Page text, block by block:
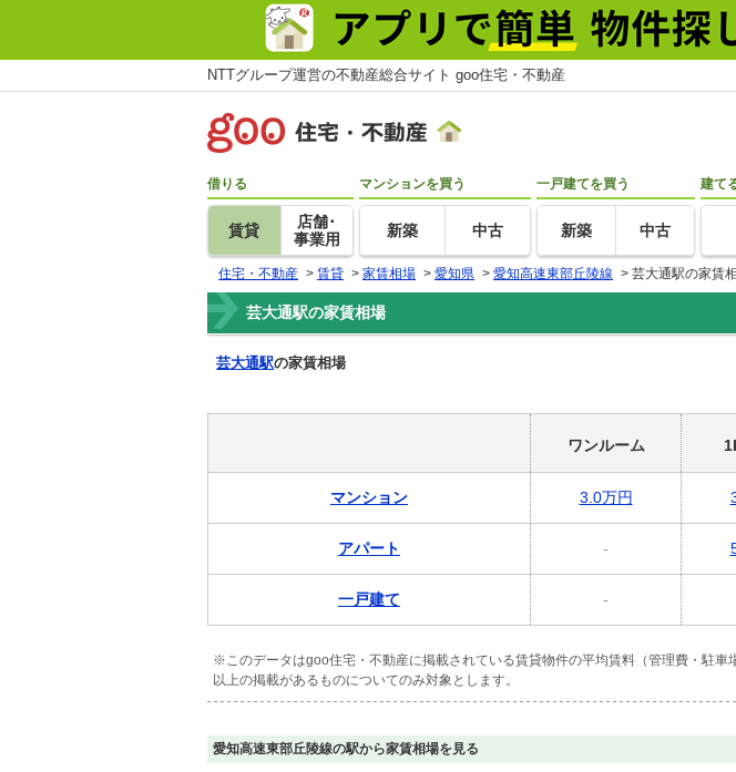
NTTグループ運営の不動産総合サイト goo住宅・不動産
借りる
賃貸
店舗･
事業用
マンションを買う
新築 中古
一戸建てを買う
新築 中古
建て
住宅・不動産 > 賃貸 > 家賃相場 > 愛知県 > 愛知高速東部丘陵線 > 芸大通駅の家賃
芸大通駅の家賃相場
芸大通駅の家賃相場
ワンルーム
マンション 3.0万円
アパート -
一戸建て -
※このデータはgoo住宅・不動産に掲載されている賃貸物件の平均賃料（管理費・駐
以上の掲載があるものについてのみ対象とします。
愛知高速東部丘陵線の駅から家賃相場を見る